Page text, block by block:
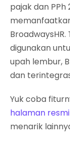
pajak dan PPh
digunakan
upah lembur,
dan
Yuk coba
halaman
menarik